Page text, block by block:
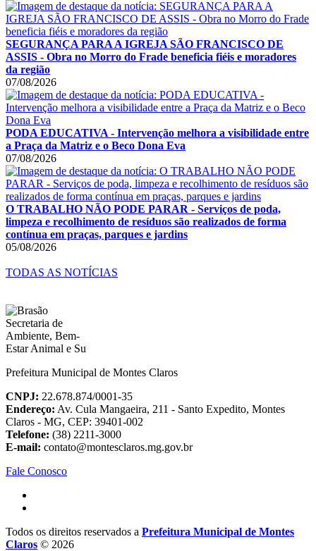
SEGURANÇA PARA A IGREJA SÃO FRANCISCO DE
ASSIS - Obra no Morro do Frade beneficia fiéis e moradores
da região
07/08/2026
PODA EDUCATIVA - Intervenção melhora a visibilidade entre
a Praça da Matriz e o Beco Dona Eva
07/08/2026
O TRABALHO NÃO PODE PARAR - Serviços de poda,
limpeza e recolhimento de resíduos são realizados de forma
contínua em praças, parques e jardins
05/08/2026
TODAS AS NOTÍCIAS
Prefeitura Municipal de Montes Claros
CNPJ: 22.678.874/0001-35
Endereço: Av. Cula Mangaeira, 211 - Santo Expedito, Montes
Claros - MG, CEP: 39401-002
Telefone: (38) 2211-3000
E-mail: contato@montesclaros.mg.gov.br
Fale Conosco
Todos os direitos reservados a Prefeitura Municipal de Montes
Claros © 2026